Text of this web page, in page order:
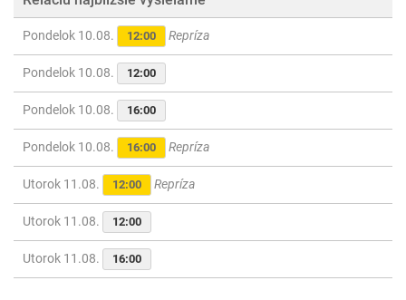
Pondelok 10.08. 12:00 Repríza
Pondelok 10.08. 12:00
Pondelok 10.08. 16:00
Pondelok 10.08. 16:00 Repríza
Utorok 11.08. 12:00 Repríza
Utorok 11.08. 12:00
Utorok 11.08. 16:00